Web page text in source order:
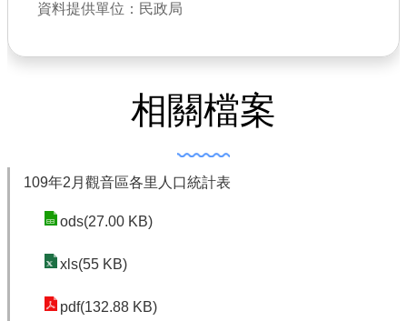
市政信箱
常見問題
English
桃園市政府
資料提供單位：民政局
相關檔案
109年2月觀音區各里人口統計表
ods(27.00 KB)
xls(55 KB)
pdf(132.88 KB)